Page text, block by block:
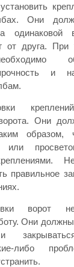
Они
одинаковой
от друга. При
и
ворота. Они
образом,
или
правильное
ворот
Они
и
либо